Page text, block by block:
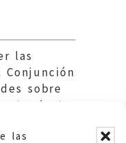
las
las
sobre